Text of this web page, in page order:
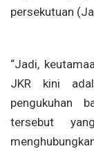
persekutuan
“Jadi,
JKR kini
pengukuhan
tersebut